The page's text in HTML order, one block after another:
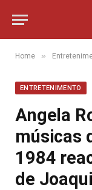
Home »
ENTRETENIMENTO
Angela
músicas
1984
de